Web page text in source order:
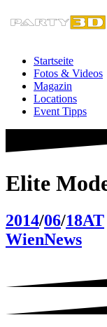
Inhalt
Startseite
Fotos & Videos
Magazin
Locations
Event Tipps
Elite
2014/06/18AT
WienNews